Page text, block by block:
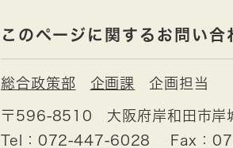
このページに関するお問い合
総合政策部 企画課 企画担当
〒596-8510
大阪府岸和田市
Tel：072-447-6028
Fax：